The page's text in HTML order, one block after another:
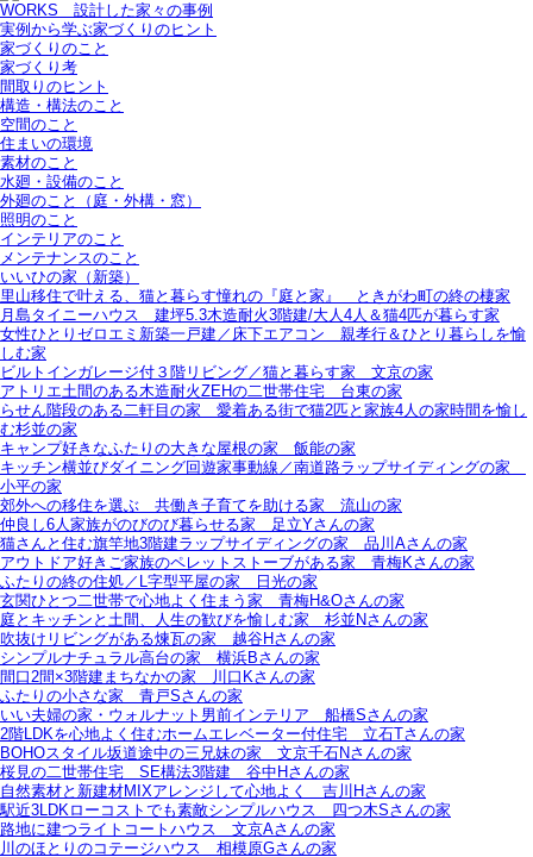
WORKS＿設計した家々の事例
実例から学ぶ家づくりのヒント
家づくりのこと
家づくり考
間取りのヒント
構造・構法のこと
空間のこと
住まいの環境
素材のこと
水廻・設備のこと
外廻のこと（庭・外構・窓）
照明のこと
インテリアのこと
メンテナンスのこと
いいひの家（新築）
里山移住で叶える、猫と暮らす憧れの『庭と家』＿ときがわ町の終の棲家
月島タイニーハウス＿建坪5.3木造耐火3階建/大人4人＆猫4匹が暮らす家
女性ひとりゼロエミ新築一戸建／床下エアコン＿親孝行＆ひとり暮らしを愉
しむ家
ビルトインガレージ付３階リビング／猫と暮らす家＿文京の家
アトリエ土間のある木造耐火ZEHの二世帯住宅＿台東の家
らせん階段のある二軒目の家＿愛着ある街で猫2匹と家族4人の家時間を愉し
む杉並の家
キャンプ好きなふたりの大きな屋根の家＿飯能の家
キッチン横並びダイニング回遊家事動線／南道路ラップサイディングの家＿
小平の家
郊外への移住を選ぶ＿共働き子育てを助ける家＿流山の家
仲良し6人家族がのびのび暮らせる家＿足立Yさんの家
猫さんと住む旗竿地3階建ラップサイディングの家＿品川Aさんの家
アウトドア好きご家族のペレットストーブがある家＿青梅Kさんの家
ふたりの終の住処／L字型平屋の家＿日光の家
玄関ひとつ二世帯で心地よく住まう家＿青梅H&Oさんの家
庭とキッチンと土間、人生の歓びを愉しむ家＿杉並Nさんの家
吹抜けリビングがある煉瓦の家＿越谷Hさんの家
シンプルナチュラル高台の家＿横浜Bさんの家
間口2間×3階建まちなかの家＿川口Kさんの家
ふたりの小さな家＿青戸Sさんの家
いい夫婦の家・ウォルナット男前インテリア＿船橋Sさんの家
2階LDKを心地よく住むホームエレベーター付住宅＿立石Tさんの家
BOHOスタイル坂道途中の三兄妹の家＿文京千石Nさんの家
桜見の二世帯住宅＿SE構法3階建＿谷中Hさんの家
自然素材と新建材MIXアレンジして心地よく＿吉川Hさんの家
駅近3LDKローコストでも素敵シンプルハウス＿四つ木Sさんの家
路地に建つライトコートハウス＿文京Aさんの家
川のほとりのコテージハウス＿相模原Gさんの家